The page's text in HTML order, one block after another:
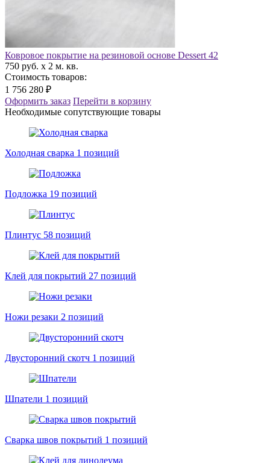
Ковровое покрытие на резиновой основе Dessert 42
750 руб. x 2 м. кв.
Стоимость товаров:
1 756 280 ₽
Оформить заказ Перейти в корзину
Необходимые сопутствующие товары
Холодная сварка 1 позиций
Подложка 19 позиций
Плинтус 58 позиций
Клей для покрытий 27 позиций
Ножи резаки 2 позиций
Двусторонний скотч 1 позиций
Шпатели 1 позиций
Сварка швов покрытий 1 позиций